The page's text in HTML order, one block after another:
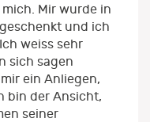
Mir wurde in
und ich
weiss sehr
sich sagen
ein Anliegen,
bin der Ansicht,
seiner